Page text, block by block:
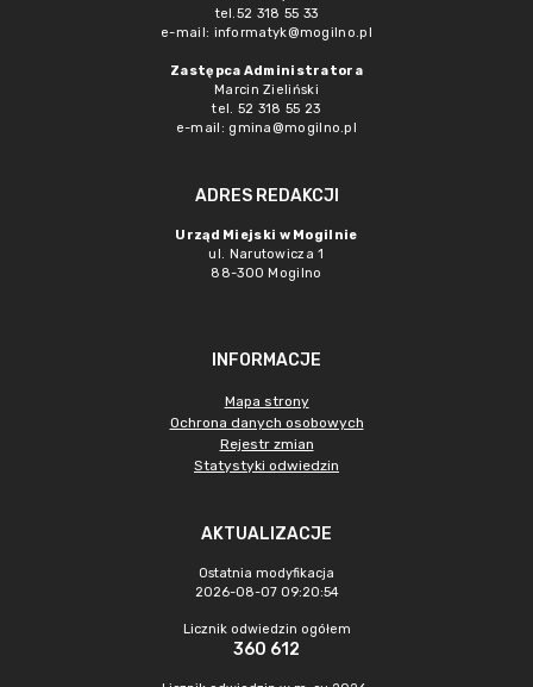
tel.52 318 55 33
e-mail: informatyk@mogilno.pl
Zastępca Administratora
Marcin Zieliński
tel. 52 318 55 23
e-mail: gmina@mogilno.pl
ADRES REDAKCJI
Urząd Miejski w Mogilnie
ul. Narutowicza 1
88-300 Mogilno
INFORMACJE
Mapa strony
Ochrona danych osobowych
Rejestr zmian
Statystyki odwiedzin
AKTUALIZACJE
Ostatnia modyfikacja
2026-08-07 09:20:54
Licznik odwiedzin ogółem
360 612